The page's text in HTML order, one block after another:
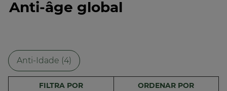
estrutural
Anti-âge global
Anti-Idade (4)
FILTRA POR ORDENAR POR